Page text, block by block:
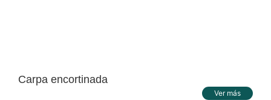
Carpa encortinada
Ver más